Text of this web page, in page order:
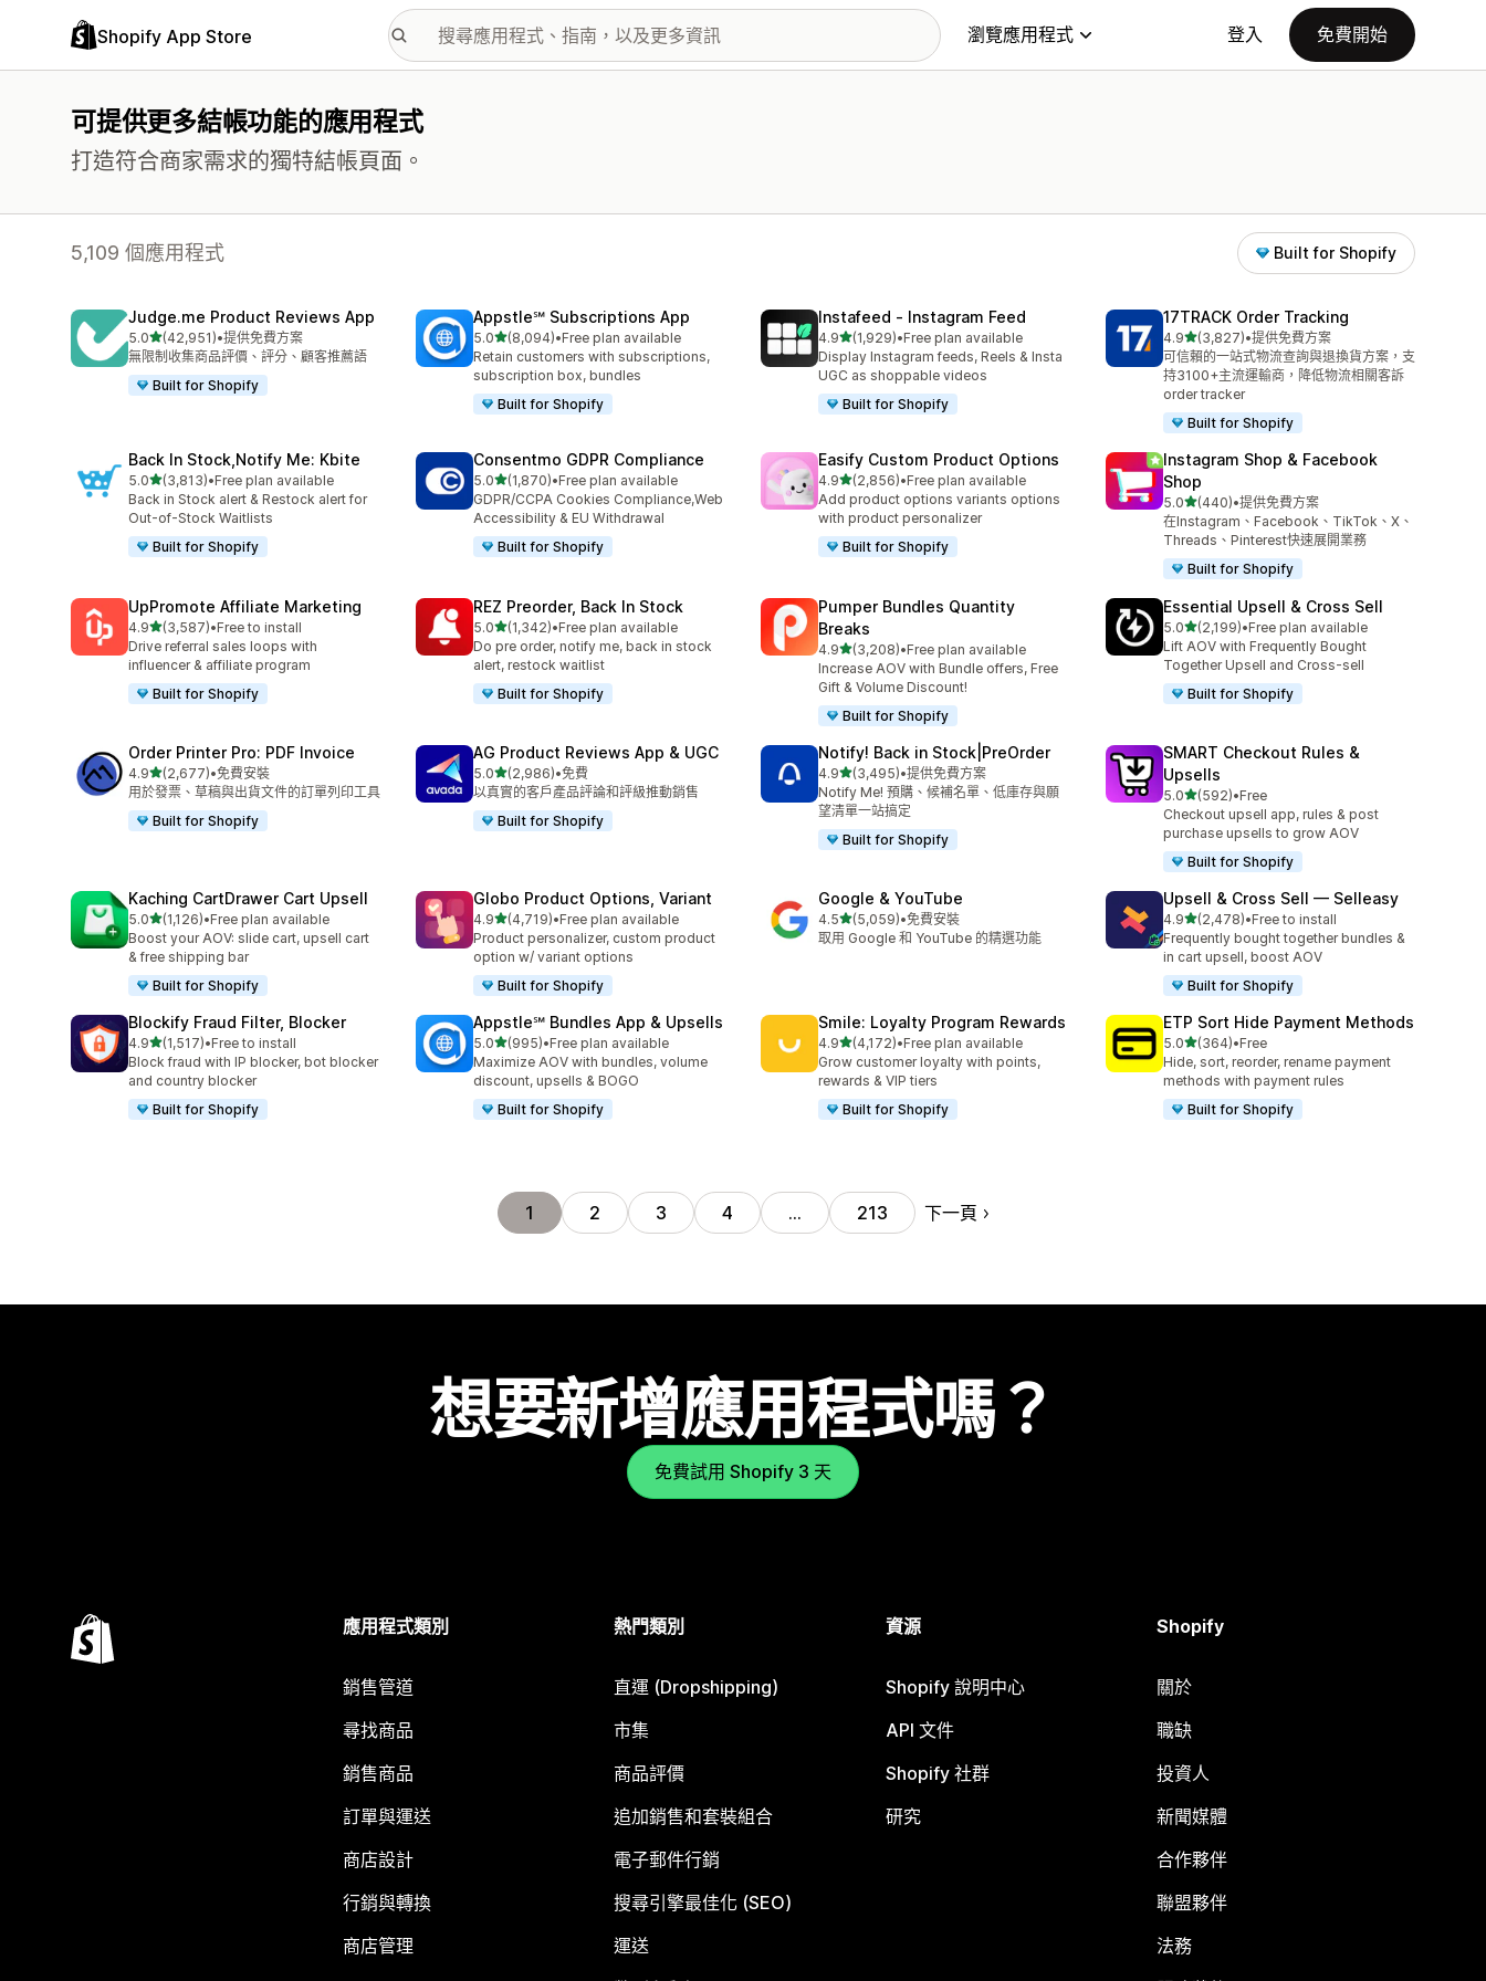
Shopify App Store 瀏覽應用程式 登入 免費開始
可提供更多結帳功能的應用程式
打造符合商家需求的獨特結帳頁面。
5,109 個應用程式 Built for Shopify
Judge.me Product Reviews App
5.0滿分 5 顆星
(42,951)
共有 42951 則評價
•提供免費方案
無限制收集商品評價、評分、顧客推薦語
Built for Shopify
Appstle℠ Subscriptions App
5.0滿分 5 顆星
(8,094)
共有 8094 則評價
•Free plan available
Retain customers with subscriptions,
subscription box, bundles
Built for Shopify
Instafeed ‑ Instagram Feed
4.9滿分 5 顆星
(1,929)
共有 1929 則評價
•Free plan available
Display Instagram feeds, Reels & Insta
UGC as shoppable videos
Built for Shopify
17TRACK Order Tracking
4.9滿分 5 顆星
(3,827)
共有 3827 則評價
•提供免費方案
可信賴的一站式物流查詢與退換貨方案，支
持3100+主流運輸商，降低物流相關客訴
order tracker
Built for Shopify
Back In Stock,Notify Me: Kbite
5.0滿分 5 顆星
(3,813)
共有 3813 則評價
•Free plan available
Back in Stock alert & Restock alert for
Out-of-Stock Waitlists
Built for Shopify
Consentmo GDPR Compliance
5.0滿分 5 顆星
(1,870)
共有 1870 則評價
•Free plan available
GDPR/CCPA Cookies Compliance,Web
Accessibility & EU Withdrawal
Built for Shopify
Easify Custom Product Options
4.9滿分 5 顆星
(2,856)
共有 2856 則評價
•Free plan available
Add product options variants options
with product personalizer
Built for Shopify
Instagram Shop & Facebook
Shop
5.0滿分 5 顆星
(440)
共有 440 則評價
•提供免費方案
在Instagram、Facebook、TikTok、X、
Threads、Pinterest快速展開業務
Built for Shopify
UpPromote Affiliate Marketing
4.9滿分 5 顆星
(3,587)
共有 3587 則評價
•Free to install
Drive referral sales loops with
influencer & affiliate program
Built for Shopify
REZ Preorder, Back In Stock
5.0滿分 5 顆星
(1,342)
共有 1342 則評價
•Free plan available
Do pre order, notify me, back in stock
alert, restock waitlist
Built for Shopify
Pumper Bundles Quantity
Breaks
4.9滿分 5 顆星
(3,208)
共有 3208 則評價
•Free plan available
Increase AOV with Bundle offers, Free
Gift & Volume Discount!
Built for Shopify
Essential Upsell & Cross Sell
5.0滿分 5 顆星
(2,199)
共有 2199 則評價
•Free plan available
Lift AOV with Frequently Bought
Together Upsell and Cross-sell
Built for Shopify
Order Printer Pro: PDF Invoice
4.9滿分 5 顆星
(2,677)
共有 2677 則評價
•免費安裝
用於發票、草稿與出貨文件的訂單列印工具
Built for Shopify
AG Product Reviews App & UGC
5.0滿分 5 顆星
(2,986)
共有 2986 則評價
•免費
以真實的客戶產品評論和評級推動銷售
Built for Shopify
Notify! Back in Stock|PreOrder
4.9滿分 5 顆星
(3,495)
共有 3495 則評價
•提供免費方案
Notify Me! 預購、候補名單、低庫存與願
望清單一站搞定
Built for Shopify
SMART Checkout Rules &
Upsells
5.0滿分 5 顆星
(592)
共有 592 則評價
•Free
Checkout upsell app, rules & post
purchase upsells to grow AOV
Built for Shopify
Kaching CartDrawer Cart Upsell
5.0滿分 5 顆星
(1,126)
共有 1126 則評價
•Free plan available
Boost your AOV: slide cart, upsell cart
& free shipping bar
Built for Shopify
Globo Product Options, Variant
4.9滿分 5 顆星
(4,719)
共有 4719 則評價
•Free plan available
Product personalizer, custom product
option w/ variant options
Built for Shopify
Google & YouTube
4.5滿分 5 顆星
(5,059)
共有 5059 則評價
•免費安裝
取用 Google 和 YouTube 的精選功能
Upsell & Cross Sell — Selleasy
4.9滿分 5 顆星
(2,478)
共有 2478 則評價
•Free to install
Frequently bought together bundles &
in cart upsell, boost AOV
Built for Shopify
Blockify Fraud Filter, Blocker
4.9滿分 5 顆星
(1,517)
共有 1517 則評價
•Free to install
Block fraud with IP blocker, bot blocker
and country blocker
Built for Shopify
Appstle℠ Bundles App & Upsells
5.0滿分 5 顆星
(995)
共有 995 則評價
•Free plan available
Maximize AOV with bundles, volume
discount, upsells & BOGO
Built for Shopify
Smile: Loyalty Program Rewards
4.9滿分 5 顆星
(4,172)
共有 4172 則評價
•Free plan available
Grow customer loyalty with points,
rewards & VIP tiers
Built for Shopify
ETP Sort Hide Payment Methods
5.0滿分 5 顆星
(364)
共有 364 則評價
•Free
Hide, sort, reorder, rename payment
methods with payment rules
Built for Shopify
1 2 3 4 … 213 下一頁
想要新增應用程式嗎？
免費試用 Shopify 3 天
應用程式類別
銷售管道
尋找商品
銷售商品
訂單與運送
商店設計
行銷與轉換
商店管理
熱門類別
直運 (Dropshipping)
市集
商品評價
追加銷售和套裝組合
電子郵件行銷
搜尋引擎最佳化 (SEO)
運送
資源
Shopify 說明中心
API 文件
Shopify 社群
研究
Shopify
關於
職缺
投資人
新聞媒體
合作夥伴
聯盟夥伴
法務